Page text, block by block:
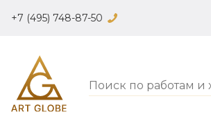
+7 (495) 748-87-50